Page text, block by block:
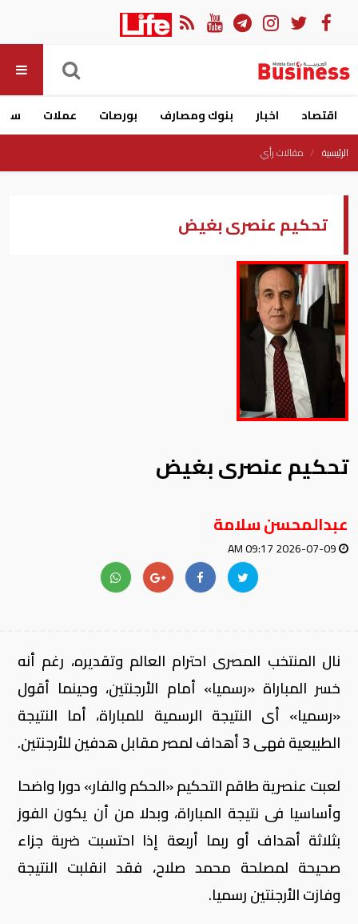
اقتصاد اخبار بنوك ومصارف بورصات عملات
الرئيسية مقالات رأي
تحكيم عنصرى بغيض
تحكيم عنصرى بغيض
عبدالمحسن سلامة
2026-07-09 09:17 AM
نال المنتخب المصرى احترام العالم وتقديره، رغم أنه
خسر المباراة «رسميا» أمام الأرجنتين، وحينما أقول
«رسميا» أى النتيجة الرسمية للمباراة، أما النتيجة
الطبيعية فهى 3 أهداف لمصر مقابل هدفين للأرجنتين.
لعبت عنصرية طاقم التحكيم «الحكم والفار» دورا واضحا
وأساسيا فى نتيجة المباراة، وبدلا من أن يكون الفوز
بثلاثة أهداف أو ربما أربعة إذا احتسبت ضربة جزاء
صحيحة لمصلحة محمد صلاح، فقد انقلبت النتيجة
وفازت الأرجنتين رسميا.